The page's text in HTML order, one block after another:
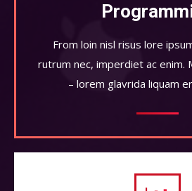
From loin nisl risus lore
rutrum nec, imperdiet ac enim.
– lorem glavrida liquam